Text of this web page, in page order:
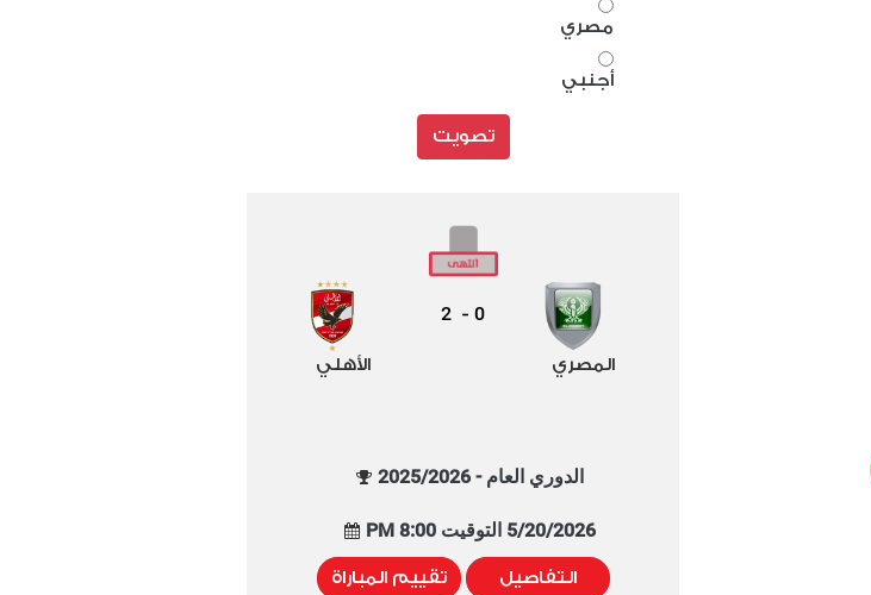
مصري
أجنبي
تصويت
المصري
0
-
2
الأهلي
الدوري العام - 2025/2026
5/20/2026 التوقيت 8:00 PM
التفاصيل تقييم المباراة